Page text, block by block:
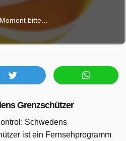
bitte...
Grenzschützer
Schwedens
ist ein Fernsehprogramm